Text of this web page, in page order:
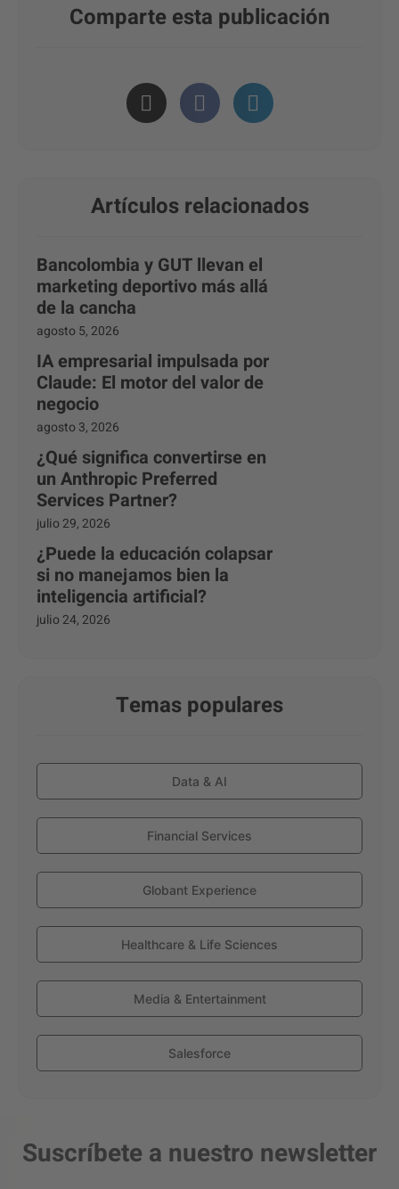
Comparte esta publicación
Artículos relacionados
Bancolombia y GUT llevan el
marketing deportivo más allá
de la cancha
agosto 5, 2026
IA empresarial impulsada por
Claude: El motor del valor de
negocio
agosto 3, 2026
¿Qué significa convertirse en
un Anthropic Preferred
Services Partner?
julio 29, 2026
¿Puede la educación colapsar
si no manejamos bien la
inteligencia artificial?
julio 24, 2026
Temas populares
Data & AI
Financial Services
Globant Experience
Healthcare & Life Sciences
Media & Entertainment
Salesforce
Suscríbete a nuestro newsletter